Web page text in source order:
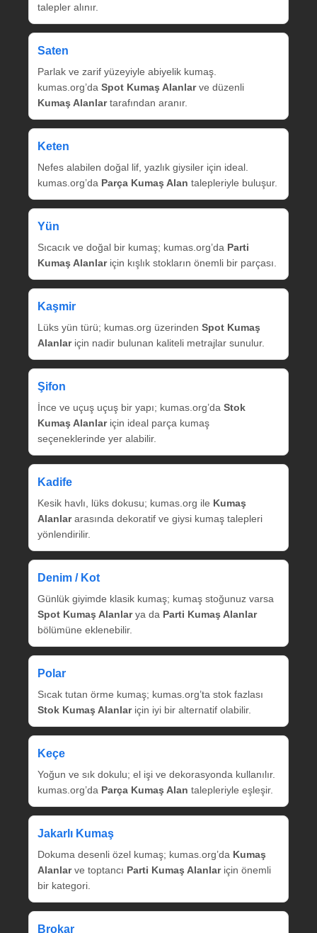
talepler alınır.
Saten
Parlak ve zarif yüzeyiyle abiyelik kumaş.
kumas.org’da Spot Kumaş Alanlarve düzenli
Kumaş Alanlartarafından aranır.
Keten
Nefes alabilen doğal lif, yazlık giysiler için ideal.
kumas.org’da Parça Kumaş Alan talepleriyle buluşur.
Yün
Sıcacık ve doğal bir kumaş; kumas.org’da Parti
Kumaş Alanlariçin kışlık stokların önemli bir parçası.
Kaşmir
Lüks yün türü; kumas.org üzerinden Spot Kumaş
Alanlariçin nadir bulunan kaliteli metrajlar sunulur.
Şifon
İnce ve uçuş uçuş bir yapı; kumas.org’da Stok
Kumaş Alanlariçin ideal parça kumaş
seçeneklerinde yer alabilir.
Kadife
Kesik havlı, lüks dokusu; kumas.org ile Kumaş
Alanlararasında dekoratif ve giysi kumaş talepleri
yönlendirilir.
Denim / Kot
Günlük giyimde klasik kumaş; kumaş stoğunuz varsa
Spot Kumaş Alanlarya da Parti Kumaş Alanlar
bölümüne eklenebilir.
Polar
Sıcak tutan örme kumaş; kumas.org’ta stok fazlası
Stok Kumaş Alanlariçin iyi bir alternatif olabilir.
Keçe
Yoğun ve sık dokulu; el işi ve dekorasyonda kullanılır.
kumas.org’da Parça Kumaş Alan talepleriyle eşleşir.
Jakarlı Kumaş
Dokuma desenli özel kumaş; kumas.org’da Kumaş
Alanlarve toptancı Parti Kumaş Alanlariçin önemli
bir kategori.
Brokar